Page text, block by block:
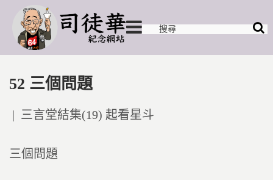
52 三個問題
Posted
三言堂結集(19) 起看星斗
三個問題